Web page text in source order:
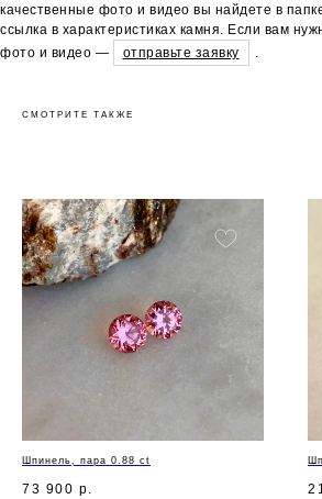
качественные фото и видео вы найдете в
ссылка в характеристиках камня. Если вам
фото и видео —
отправьте заявку
СМОТРИТЕ ТАКЖЕ
Шпинель, пара 0.88 ct
73 900 р.